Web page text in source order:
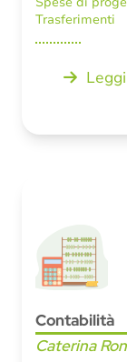
Trasferimenti
Contabilità
Caterina